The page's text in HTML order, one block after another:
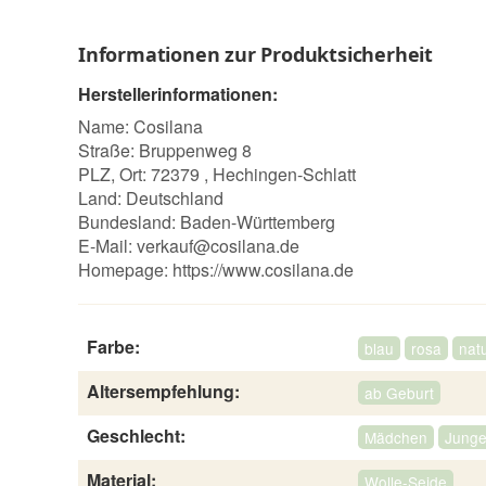
Informationen zur Produktsicherheit
Herstellerinformationen:
Name: Cosilana
Straße: Bruppenweg 8
PLZ, Ort: 72379 , Hechingen-Schlatt
Land: Deutschland
Bundesland: Baden-Württemberg
E-Mail: verkauf@cosilana.de
Homepage: https://www.cosilana.de
Farbe: blau rosa
Altersempfehlung: ab Geburt
Geschlecht: Mädchen Junge
Material: Wolle-Seide